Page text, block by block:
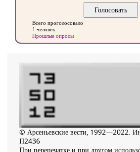
Всего проголосовало
1 человек
Прошлые опросы
© Арсеньевские вести, 1992—2022.
П2436
При перепечатке и при другом